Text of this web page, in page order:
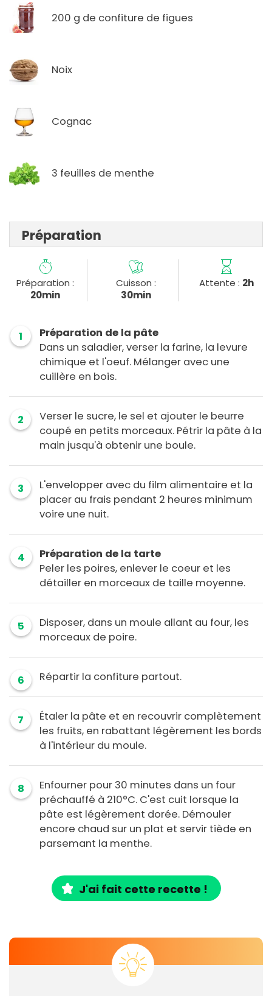
200 g de confiture de figues
Noix
Cognac
3 feuilles de menthe
Préparation
Préparation :
20min
Cuisson :
30min
Attente : 2h
1
Préparation de la pâte
Dans un saladier, verser la farine, la levure
chimique et l'oeuf. Mélanger avec une
cuillère en bois.
2
Verser le sucre, le sel et ajouter le beurre
coupé en petits morceaux. Pétrir la pâte à la
main jusqu'à obtenir une boule.
3
L'envelopper avec du film alimentaire et la
placer au frais pendant 2 heures minimum
voire une nuit.
4
Préparation de la tarte
Peler les poires, enlever le coeur et les
détailler en morceaux de taille moyenne.
5
Disposer, dans un moule allant au four, les
morceaux de poire.
6 Répartir la confiture partout.
7
Étaler la pâte et en recouvrir complètement
les fruits, en rabattant légèrement les bords
à l'intérieur du moule.
8
Enfourner pour 30 minutes dans un four
préchauffé à 210°C. C'est cuit lorsque la
pâte est légèrement dorée. Démouler
encore chaud sur un plat et servir tiède en
parsemant la menthe.
J'ai fait cette recette !